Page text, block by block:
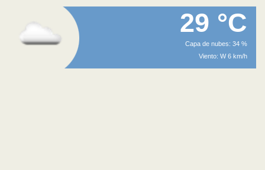
29 °C
Capa de nubes: 34 %
Viento: W 6 km/h